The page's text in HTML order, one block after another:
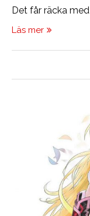
Det får räcka
Läs mer